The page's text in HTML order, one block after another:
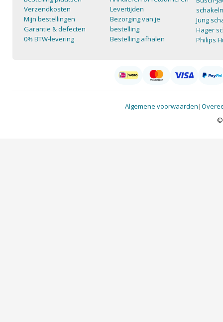
Verzendkosten
Mijn bestellingen
Garantie & defecten
0% BTW-levering
Levertijden
Bezorging van je
bestelling
Bestelling afhalen
Jung
Hager
Philips
Algemene voorwaarden|
©